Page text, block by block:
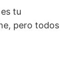
tu
pero todos